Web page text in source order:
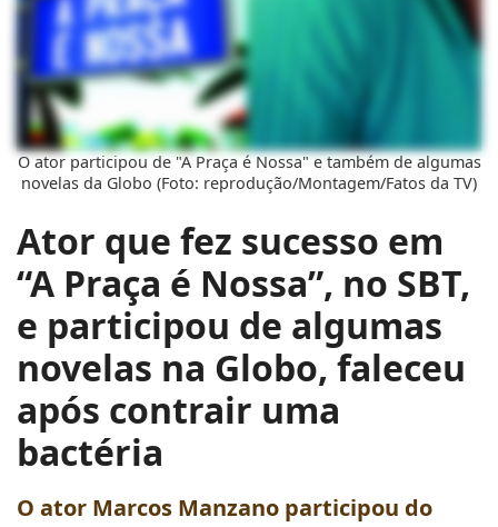
O ator participou de "A Praça é Nossa" e também de algumas
novelas da Globo (Foto: reprodução/Montagem/Fatos da TV)
Ator que fez sucesso em
“A Praça é Nossa”, no SBT,
e participou de algumas
novelas na Globo, faleceu
após contrair uma
bactéria
O ator Marcos Manzano participou do